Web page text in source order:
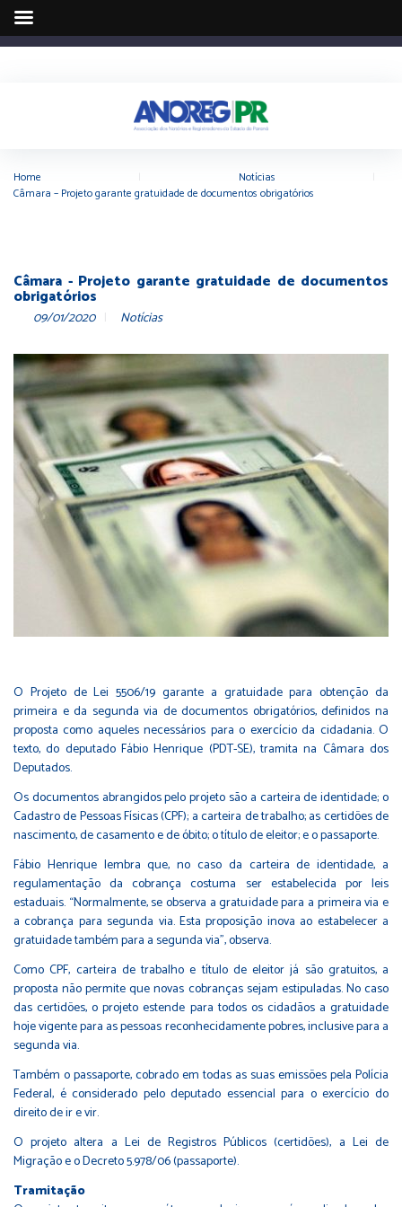
Home Notícias
Câmara – Projeto garante gratuidade de documentos obrigatórios
Câmara - Projeto garante gratuidade de documentos
obrigatórios
09/01/2020 Notícias
O Projeto de Lei 5506/19 garante a gratuidade para obtenção da
primeira e da segunda via de documentos obrigatórios, definidos na
proposta como aqueles necessários para o exercício da cidadania. O
texto, do deputado Fábio Henrique (PDT-SE), tramita na Câmara dos
Deputados.
Os documentos abrangidos pelo projeto são a carteira de identidade; o
Cadastro de Pessoas Físicas (CPF); a carteira de trabalho; as certidões de
nascimento, de casamento e de óbito; o título de eleitor; e o passaporte.
Fábio Henrique lembra que, no caso da carteira de identidade, a
regulamentação da cobrança costuma ser estabelecida por leis
estaduais. “Normalmente, se observa a gratuidade para a primeira via e
a cobrança para segunda via. Esta proposição inova ao estabelecer a
gratuidade também para a segunda via”, observa.
Como CPF, carteira de trabalho e título de eleitor já são gratuitos, a
proposta não permite que novas cobranças sejam estipuladas. No caso
das certidões, o projeto estende para todos os cidadãos a gratuidade
hoje vigente para as pessoas reconhecidamente pobres, inclusive para a
segunda via.
Também o passaporte, cobrado em todas as suas emissões pela Polícia
Federal, é considerado pelo deputado essencial para o exercício do
direito de ir e vir.
O projeto altera a Lei de Registros Públicos (certidões), a Lei de
Migraçãoe oDecreto 5.978/06(passaporte).
Tramitação